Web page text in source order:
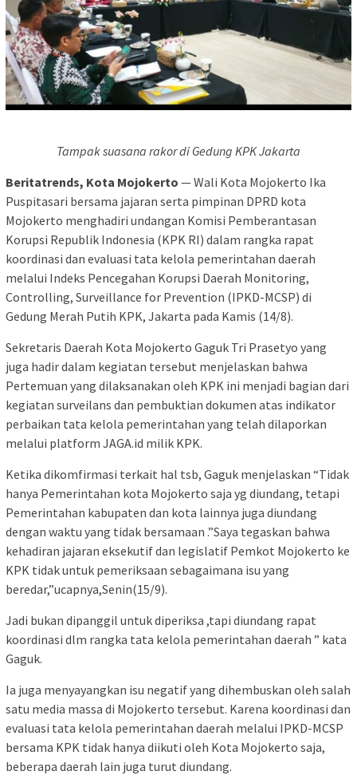
Tampak suasana rakor di Gedung KPK Jakarta
Beritatrends, Kota Mojokerto — Wali Kota Mojokerto Ika
Puspitasari bersama jajaran serta pimpinan DPRD kota
Mojokerto menghadiri undangan Komisi Pemberantasan
Korupsi Republik Indonesia (KPK RI) dalam rangka rapat
koordinasi dan evaluasi tata kelola pemerintahan daerah
melalui Indeks Pencegahan Korupsi Daerah Monitoring,
Controlling, Surveillance for Prevention (IPKD-MCSP) di
Gedung Merah Putih KPK, Jakarta pada Kamis (14/8).
Sekretaris Daerah Kota Mojokerto Gaguk Tri Prasetyo yang
juga hadir dalam kegiatan tersebut menjelaskan bahwa
Pertemuan yang dilaksanakan oleh KPK ini menjadi bagian dari
kegiatan surveilans dan pembuktian dokumen atas indikator
perbaikan tata kelola pemerintahan yang telah dilaporkan
melalui platform JAGA.id milik KPK.
Ketika dikomfirmasi terkait hal tsb, Gaguk menjelaskan “Tidak
hanya Pemerintahan kota Mojokerto saja yg diundang, tetapi
Pemerintahan kabupaten dan kota lainnya juga diundang
dengan waktu yang tidak bersamaan .”Saya tegaskan bahwa
kehadiran jajaran eksekutif dan legislatif Pemkot Mojokerto ke
KPK tidak untuk pemeriksaan sebagaimana isu yang
beredar,”ucapnya,Senin(15/9).
Jadi bukan dipanggil untuk diperiksa ,tapi diundang rapat
koordinasi dlm rangka tata kelola pemerintahan daerah ” kata
Gaguk.
Ia juga menyayangkan isu negatif yang dihembuskan oleh salah
satu media massa di Mojokerto tersebut. Karena koordinasi dan
evaluasi tata kelola pemerintahan daerah melalui IPKD-MCSP
bersama KPK tidak hanya diikuti oleh Kota Mojokerto saja,
beberapa daerah lain juga turut diundang.